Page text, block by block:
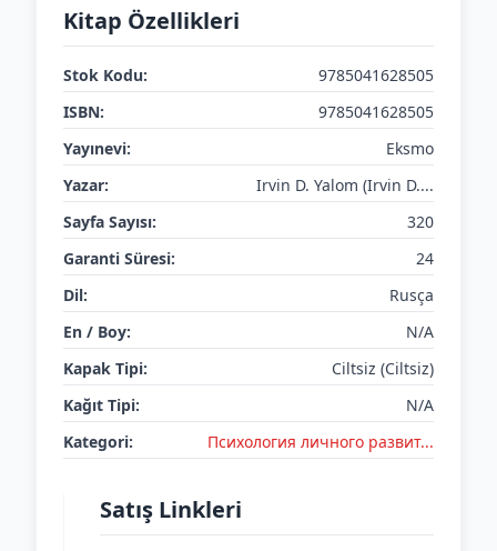
Kitap Özellikleri
Stok Kodu:
9785041628505
ISBN:
9785041628505
Yayınevi:
Eksmo
Yazar:
Irvin D. Yalom (Irvin D....
Sayfa Sayısı:
320
Garanti Süresi:
24
Dil:
Rusça
En / Boy:
N/A
Kapak Tipi:
Ciltsiz (Ciltsiz)
Kağıt Tipi:
N/A
Kategori:
Психология личного развит...
Satış Linkleri